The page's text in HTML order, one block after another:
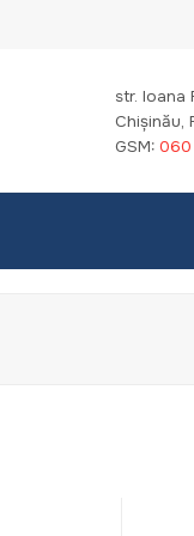
str. Ioana
Chișinău,
GSM: 060